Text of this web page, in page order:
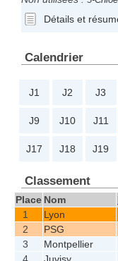
Détails et
Calendrier
J1 J2 J3
J9 J10 J11
J17 J18 J19
Classement
Place Nom
1
Lyon
2
PSG
3
Montpellier